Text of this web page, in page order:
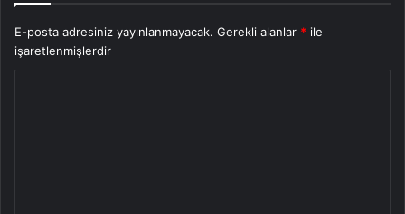
E-posta adresiniz yayınlanmayacak. Gerekli alanlar * ile
işaretlenmişlerdir